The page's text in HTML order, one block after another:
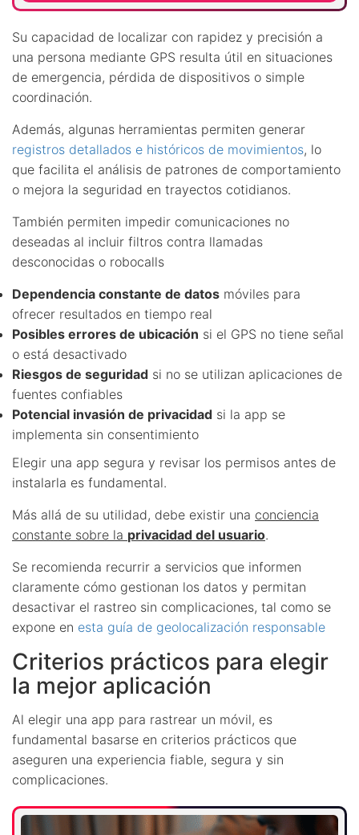
Su capacidad de localizar con rapidez y precisión a
una persona mediante GPS resulta útil en situaciones
de emergencia, pérdida de dispositivos o simple
coordinación.
Además, algunas herramientas permiten generar
registros detallados e históricos de movimientos, lo
que facilita el análisis de patrones de comportamiento
o mejora la seguridad en trayectos cotidianos.
También permiten impedir comunicaciones no
deseadas al incluir filtros contra llamadas
desconocidas o robocalls
Dependencia constante de datos móviles para
ofrecer resultados en tiempo real
Posibles errores de ubicación si el GPS no tiene señal
o está desactivado
Riesgos de seguridad si no se utilizan aplicaciones de
fuentes confiables
Potencial invasión de privacidad si la app se
implementa sin consentimiento
Elegir una app segura y revisar los permisos antes de
instalarla es fundamental.
Más allá de su utilidad, debe existir una conciencia
constante sobre la privacidad del usuario.
Se recomienda recurrir a servicios que informen
claramente cómo gestionan los datos y permitan
desactivar el rastreo sin complicaciones, tal como se
expone en esta guía de geolocalización responsable
Criterios prácticos para elegir
la mejor aplicación
Al elegir una app para rastrear un móvil, es
fundamental basarse en criterios prácticos que
aseguren una experiencia fiable, segura y sin
complicaciones.